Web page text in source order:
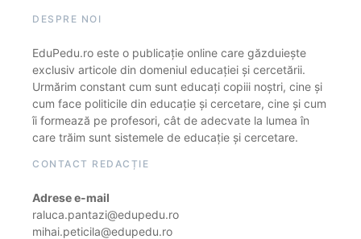
DESPRE NOI
EduPedu.ro este o publicație online care găzduiește
exclusiv articole din domeniul educației și cercetării.
Urmărim constant cum sunt educați copiii noștri, cine și
cum face politicile din educație și cercetare, cine și cum
îi formează pe profesori, cât de adecvate la lumea în
care trăim sunt sistemele de educație și cercetare.
CONTACT REDACȚIE
Adrese e-mail
raluca.pantazi@edupedu.ro
mihai.peticila@edupedu.ro